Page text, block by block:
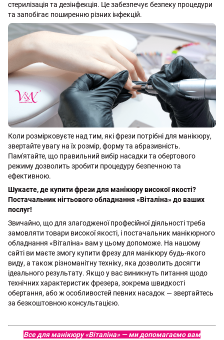
стерилізація та дезінфекція. Це забезпечує безпеку процедури
та запобігає поширенню різних інфекцій.
Коли розмірковуєте над тим, які фрези потрібні для манікюру,
звертайте увагу на їх розмір, форму та абразивність.
Пам'ятайте, що правильний вибір насадки та обертового
режиму дозволить зробити процедуру безпечною та
ефективною.
Шукаєте, де купити фрези для манікюру високої якості?
Постачальник нігтьового обладнання «Віталіна» до ваших
послуг!
Звичайно, що для злагодженої професійної діяльності треба
замовляти товари високої якості, і постачальник манікюрного
обладнання «Віталіна» вам у цьому допоможе. На нашому
сайті ви маєте змогу купити фрезу для манікюру будь-якого
виду, а також різноманітну техніку, яка дозволить досягти
ідеального результату. Якщо у вас виникнуть питання щодо
технічних характеристик фрезера, зокрема швидкості
обертання, або ж особливостей певних насадок — звертайтесь
за безкоштовною консультацією.
Все для манікюру «Віталіна» — ми допомагаємо вам